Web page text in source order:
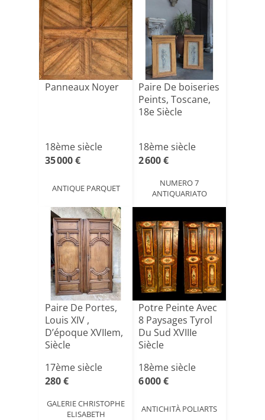
Panneaux Noyer
18ème siècle
35 000 €
ANTIQUE PARQUET
Paire De boiseries
Peints, Toscane,
18e Siècle
18ème siècle
2 600 €
NUMERO 7
ANTIQUARIATO
Paire De Portes,
Louis XIV ,
D’époque XVIIem,
Siècle
17ème siècle
280 €
GALERIE CHRISTOPHE
ELISABETH
Potre Peinte Avec
8 Paysages Tyrol
Du Sud XVIIIe
Siècle
18ème siècle
6 000 €
ANTICHITÀ POLIARTS